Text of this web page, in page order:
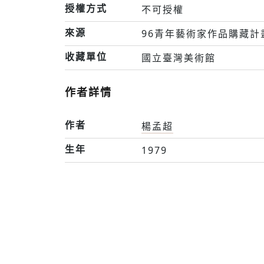
授權方式
不可授權
來源
96青年藝術家作品購藏計
收藏單位
國立臺灣美術館
作者詳情
作者
楊孟超
生年
1979